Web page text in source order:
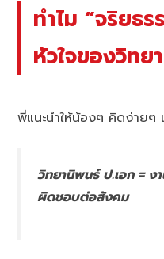
ทำไม “จริยธ
หัวใจของวิทย
พี่แนะนำให้น้องๆ คิดง่ายๆ
วิทยานิพนธ์ ป.เอก = ง
ผิดชอบต่อสังคม